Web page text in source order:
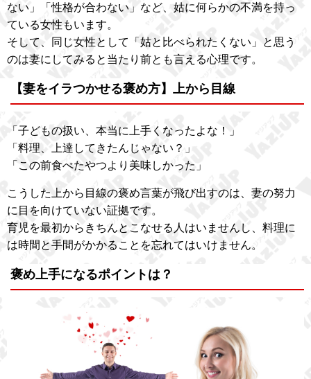
ない」「性格が合わない」など、姑に何らかの不満を持っ
ている女性もいます。
そして、同じ女性として「姑と比べられたくない」と思う
のは妻にしてみると当たり前とも言える心理です。
【妻をイラつかせる褒め方】上から目線
「子どもの扱い、本当に上手くなったよな！」
「料理、上達してきたんじゃない？」
「この前食べたやつより美味しかった」
こうした上から目線の褒め言葉が飛び出すのは、妻の努力
に目を向けていない証拠です。
育児を最初からきちんとこなせる人はいませんし、料理に
は時間と手間がかかることを忘れてはいけません。
褒め上手になるポイントは？